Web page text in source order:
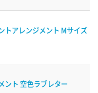
トアレンジメント Mサイズ
ント 空色ラブレター